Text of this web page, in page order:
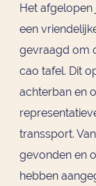
Het afgelopen
een
gevraagd om
cao tafel. Dit
achterban en
transsport.
gevonden en
hebben